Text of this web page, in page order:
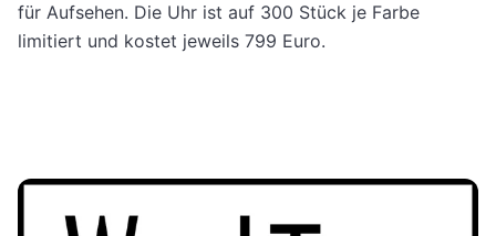
für Aufsehen. Die Uhr ist auf 300 Stück je Farbe
limitiert und kostet jeweils 799 Euro.